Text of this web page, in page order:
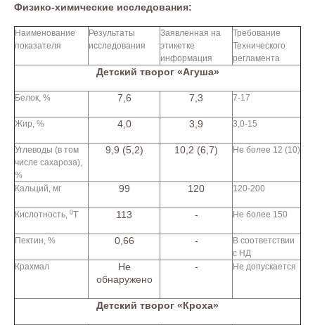
Физико-химические исследования:
Наименование
показателя
Результаты
исследования
Заявленная на
этикетке
информация
Требование
Технического
регламента
Детский творог «Агуша»
Белок, % 7,6 7,3 7-17
Жир, % 4,0 3,9 3,0-15
Углеводы (в том
числе сахароза),
%
9,9 (5,2) 10,2 (6,7) Не более 12 (10)
Кальций, мг 99 120 120-200
Кислотность, 0Т 113 - Не более 150
Пектин, % 0,66 -
В соответствии
с НД
Крахмал
Не
обнаружено
- Не допускается
Детский творог «Кроха»